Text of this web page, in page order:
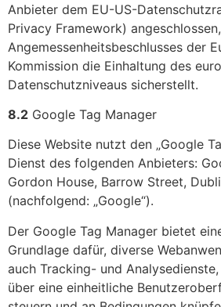
Anbieter dem EU-US-
Privacy Framework)
Angemessenheitsbeschlusses der
Kommission die Einhaltung des
Datenschutzniveaus sicherstellt.
8.2 Google Tag Manager
Diese Website nutzt den „Google
Dienst des folgenden Anbieters:
Gordon House, Barrow Street,
(nachfolgend: „Google“).
Der Google Tag Manager bietet
Grundlage dafür, diverse
auch Tracking- und
über eine einheitliche